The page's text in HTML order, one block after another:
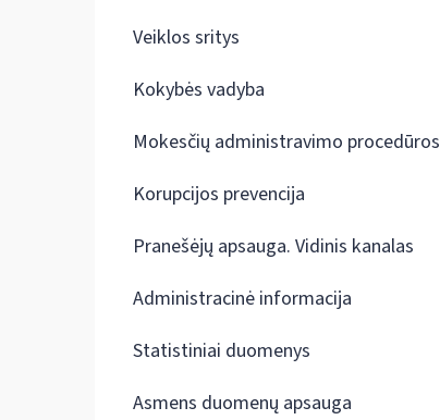
Veiklos sritys
Kokybės vadyba
Mokesčių administravimo procedūros
Korupcijos prevencija
Pranešėjų apsauga. Vidinis kanalas
Administracinė informacija
Statistiniai duomenys
Asmens duomenų apsauga